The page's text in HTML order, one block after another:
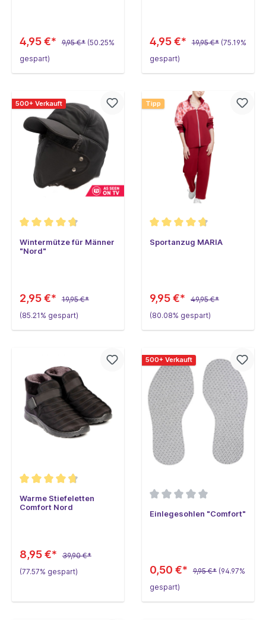
4,95 €* 9,95 €* (50.25%
gespart)
4,95 €* 19,95 €* (75.19%
gespart)
500+ Verkauft
Wintermütze für Männer
"Nord"
2,95 €*
19,95 €*
(85.21% gespart)
Tipp
Sportanzug MARIA
9,95 €*
49,95 €*
(80.08% gespart)
Warme Stiefeletten
Comfort Nord
8,95 €*
39,90 €*
(77.57% gespart)
500+ Verkauft
Einlegesohlen "Comfort"
0,50 €* 9,95 €* (94.97%
gespart)